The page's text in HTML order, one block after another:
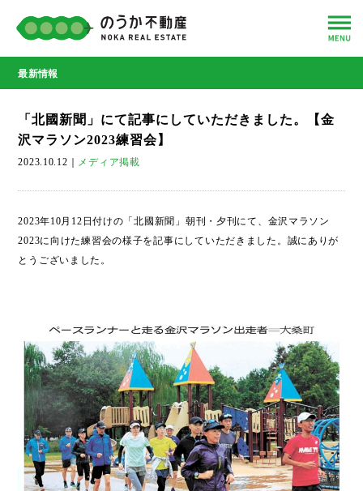
最新情報
「北國新聞」にて記事にしていただきました。【金
沢マラソン2023練習会】
2023.10.12 メディア掲載
2023年10月12日付けの「北國新聞」朝刊・夕刊にて、金沢マラソン
2023に向けた練習会の様子を記事にしていただきました。誠にありが
とうございました。